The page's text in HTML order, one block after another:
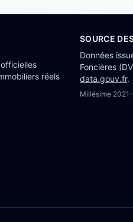
réels
SOURCE
Données
Foncières
data.gouv.fr.
Millésime